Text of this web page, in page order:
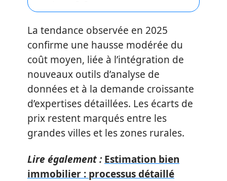
La tendance observée en 2025
confirme une hausse modérée du
coût moyen, liée à l’intégration de
nouveaux outils d’analyse de
données et à la demande croissante
d’expertises détaillées. Les écarts de
prix restent marqués entre les
grandes villes et les zones rurales.
Lire également : Estimation bien
immobilier : processus détaillé